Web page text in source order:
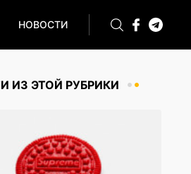
НОВОСТИ
ИЗ ЭТОЙ РУБРИКИ